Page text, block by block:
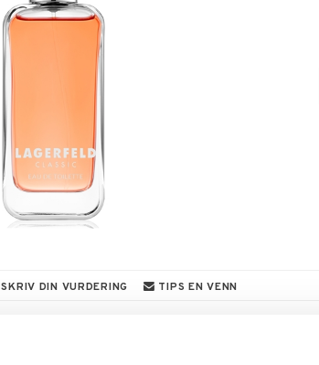
SKRIV DIN VURDERING TIPS EN VENN
kuppene!